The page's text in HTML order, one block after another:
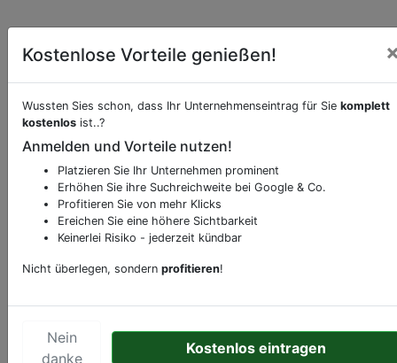
Beschreibung & Services von
Sie möchten eine Beschreibung, Dienstleistung
oder andere relevante Informationen hinzufügen?
Klicken Sie bitte hierum uns zu kontaktieren.
Sonderangebote odere besondere Services, die
Kostenlose Vorteile genießen!
Wussten Sies schon, dass Ihr Unternehmenseintrag für Sie komplett
kostenlos ist..?
Anmelden und Vorteile nutzen!
Platzieren Sie Ihr Unternehmen prominent
Erhöhen Sie ihre Suchreichweite bei Google & Co.
Profitieren Sie von mehr Klicks
Ereichen Sie eine höhere Sichtbarkeit
Keinerlei Risiko - jederzeit kündbar
Nicht überlegen, sondern profitieren!
Nein
danke
Kostenlos eintragen